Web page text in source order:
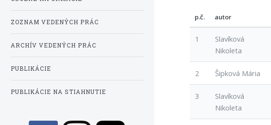
p.č. autor
1
Slavíková
Nikoleta
2 Šipková Mária
3
Slavíková
Nikoleta
ZOZNAM VEDENÝCH PRÁC
ARCHÍV VEDENÝCH PRÁC
PUBLIKÁCIE
PUBLIKÁCIE NA STIAHNUTIE